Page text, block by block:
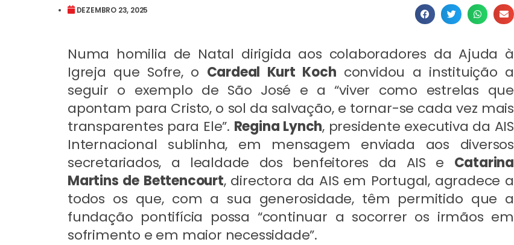
DEZEMBRO 23, 2025
Numa homilia de Natal dirigida aos colaboradores da Ajuda à
Igreja que Sofre, o Cardeal Kurt Koch convidou a instituição a
seguir o exemplo de São José e a “viver como estrelas que
apontam para Cristo, o sol da salvação, e tornar-se cada vez mais
transparentes para Ele”. Regina Lynch, presidente executiva da AIS
Internacional sublinha, em mensagem enviada aos diversos
secretariados, a lealdade dos benfeitores da AIS e Catarina
Martins de Bettencourt, directora da AIS em Portugal, agradece a
todos os que, com a sua generosidade, têm permitido que a
fundação pontifícia possa “continuar a socorrer os irmãos em
sofrimento e em maior necessidade”.